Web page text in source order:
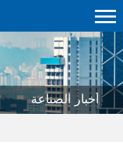
أخبار الصناعة